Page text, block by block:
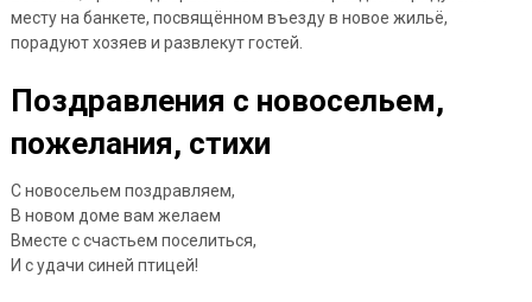
месту на банкете, посвящённом въезду в новое жильё,
порадуют хозяев и развлекут гостей.
Поздравления с новосельем,
пожелания, стихи
С новосельем поздравляем,
В новом доме вам желаем
Вместе с счастьем поселиться,
И с удачи синей птицей!